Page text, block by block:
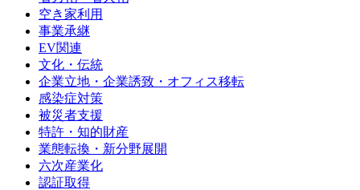
空き家利用
事業承継
EV関連
文化・伝統
企業立地・企業誘致・オフィス移転
感染症対策
被災者支援
特許・知的財産
業態転換・新分野展開
六次産業化
認証取得